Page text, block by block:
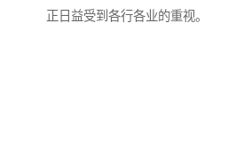
正日益受到各行各业的重视。